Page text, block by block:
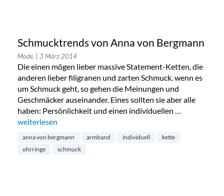
Schmucktrends von Anna von Bergmann
Mode, | 3 März 2014
Die einen mögen lieber massive Statement-Ketten, die
anderen lieber filigranen und zarten Schmuck. wenn es
um Schmuck geht, so gehen die Meinungen und
Geschmäcker auseinander. Eines sollten sie aber alle
haben: Persönlichkeit und einen individuellen …
„Schmucktrends von Anna von Bergmann“
weiterlesen
anna von bergmann armband individuell
kette
ohrringe
schmuck